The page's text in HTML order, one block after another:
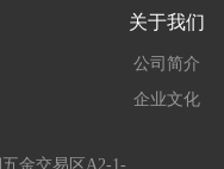
金交易区A2-1-
关于我们
公司简介
企业文化